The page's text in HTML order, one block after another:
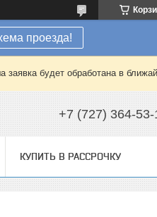
проезда!
будет обработана в
+7 (727) 364-53-
КУПИТЬ В РАССРОЧКУ